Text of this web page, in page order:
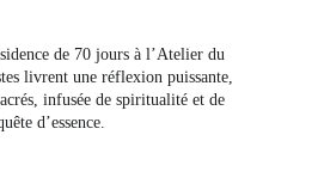
livrent une réflexion puissante,
infusée de spiritualité et de
d’essence.